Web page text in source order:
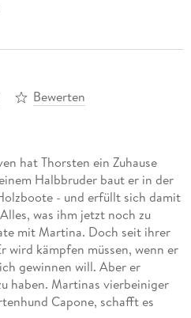
Bewerten
hat Thorsten ein Zuhause
Halbbruder baut er in der
- und erfüllt sich damit
was ihm jetzt noch zu
mit Martina. Doch seit ihrer
wird kämpfen müssen, wenn er
gewinnen will. Aber er
haben. Martinas vierbeiniger
Capone, schafft es